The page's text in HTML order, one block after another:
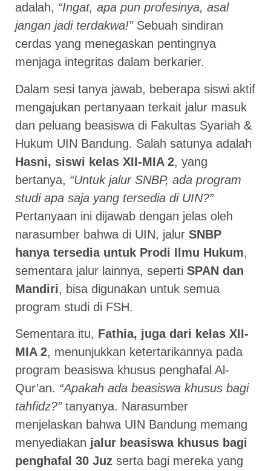
adalah, “Ingat, apa pun profesinya, asal
jangan jadi terdakwa!”Sebuah sindiran
cerdas yang menegaskan pentingnya
menjaga integritas dalam berkarier.
Dalam sesi tanya jawab, beberapa siswi aktif
mengajukan pertanyaan terkait jalur masuk
dan peluang beasiswa di Fakultas Syariah &
Hukum UIN Bandung. Salah satunya adalah
Hasni, siswi kelas XII-MIA 2, yang
bertanya, “Untuk jalur SNBP, ada program
studi apa saja yang tersedia di UIN?”
Pertanyaan ini dijawab dengan jelas oleh
narasumber bahwa di UIN, jalur SNBP
hanya tersedia untuk Prodi Ilmu Hukum,
sementara jalur lainnya, seperti SPAN dan
Mandiri, bisa digunakan untuk semua
program studi di FSH.
Sementara itu, Fathia, juga dari kelas XII-
MIA 2, menunjukkan ketertarikannya pada
program beasiswa khusus penghafal Al-
Qur’an. “Apakah ada beasiswa khusus bagi
tahfidz?”tanyanya. Narasumber
menjelaskan bahwa UIN Bandung memang
menyediakan jalur beasiswa khusus bagi
penghafal 30 Juz serta bagi mereka yang